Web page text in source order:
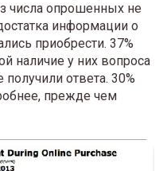
числа опрошенных не
информации о
приобрести. 37%
наличие у них вопроса
ответа. 30%
прежде чем